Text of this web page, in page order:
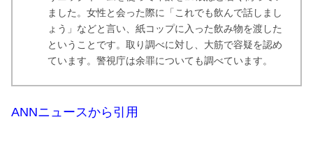
ました。女性と会った際に「これでも飲んで話しまし
ょう」などと言い、紙コップに入った飲み物を渡した
ということです。取り調べに対し、大筋で容疑を認め
ています。警視庁は余罪についても調べています。
ANNニュースから引用